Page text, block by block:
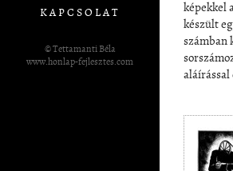
KAPCSOLAT
© Tettamanti Béla
www.honlap-fejlesztes.com
képekkel
készült
számban